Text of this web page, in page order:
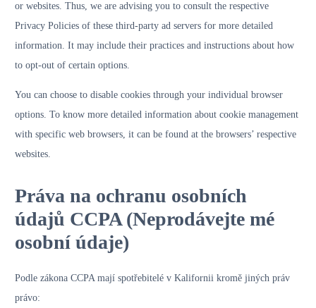
or websites. Thus, we are advising you to consult the respective
Privacy Policies of these third-party ad servers for more detailed
information. It may include their practices and instructions about how
to opt-out of certain options.
You can choose to disable cookies through your individual browser
options. To know more detailed information about cookie management
with specific web browsers, it can be found at the browsers’ respective
websites.
Práva na ochranu osobních
údajů CCPA (Neprodávejte mé
osobní údaje)
Podle zákona CCPA mají spotřebitelé v Kalifornii kromě jiných práv
právo: